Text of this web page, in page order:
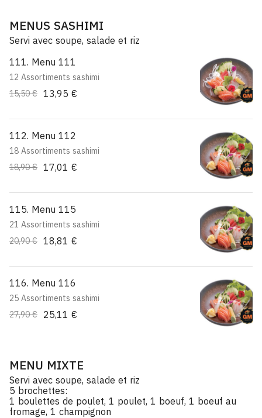
MENUS SASHIMI
Servi avec soupe, salade et riz
111. Menu 111
12 Assortiments sashimi
15,50 € 13,95 €
112. Menu 112
18 Assortiments sashimi
18,90 € 17,01 €
115. Menu 115
21 Assortiments sashimi
20,90 € 18,81 €
116. Menu 116
25 Assortiments sashimi
27,90 €
25,11 €
MENU MIXTE
Servi avec soupe, salade et riz
5 brochettes:
1 boulettes de poulet, 1 poulet, 1 boeuf, 1 boeuf au
fromage, 1 champignon